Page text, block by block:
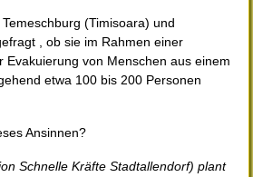
(Timisoara) und
, ob sie im Rahmen einer
Evakuierung von Menschen aus einem
etwa 100 bis 200 Personen
Ansinnen?
Schnelle Kräfte Stadtallendorf) plant